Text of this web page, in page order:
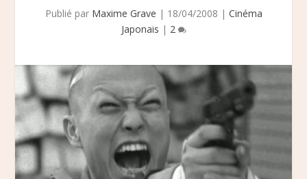
Publié par Maxime Grave | 18/04/2008 | Cinéma
Japonais | 2